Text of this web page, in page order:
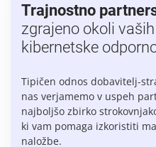
Trajnostno
zgrajeno okoli
kibernetske
Tipičen odnos dobavitelj-
nas verjamemo v uspeh
najboljšo zbirko
ki vam pomaga izkoristiti
naložbe.